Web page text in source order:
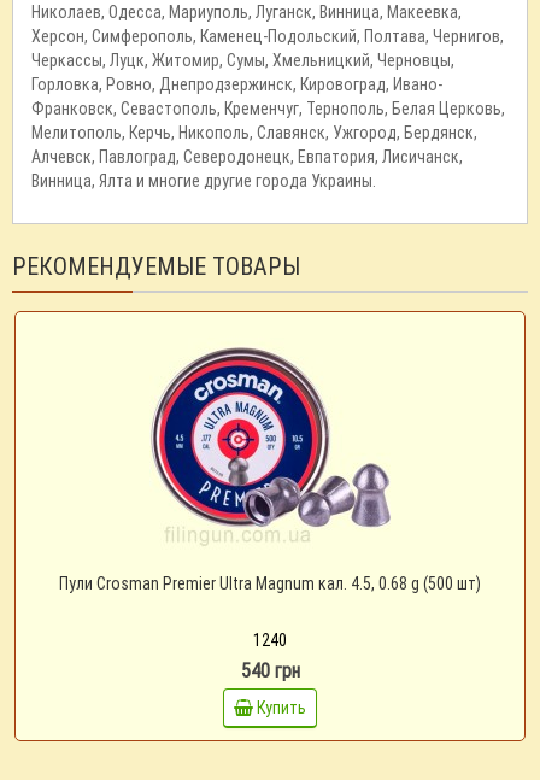
Николаев, Одесса, Мариуполь, Луганск, Винница, Макеевка,
Херсон, Симферополь, Каменец-Подольский, Полтава, Чернигов,
Черкассы, Луцк, Житомир, Сумы, Хмельницкий, Черновцы,
Горловка, Ровно, Днепродзержинск, Кировоград, Ивано-
Франковск, Севастополь, Кременчуг, Тернополь, Белая Церковь,
Мелитополь, Керчь, Никополь, Славянск, Ужгород, Бердянск,
Алчевск, Павлоград, Северодонецк, Евпатория, Лисичанск,
Винница, Ялта и многие другие города Украины.
РЕКОМЕНДУЕМЫЕ ТОВАРЫ
Пули Crosman Premier Ultra Magnum кал. 4.5, 0.68 g (500 шт)
1240
540 грн
Купить